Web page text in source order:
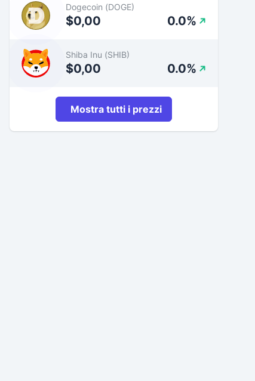
Dogecoin (DOGE)
$0,00 0.0%
Shiba Inu (SHIB)
$0,00 0.0%
Mostra tutti i prezzi